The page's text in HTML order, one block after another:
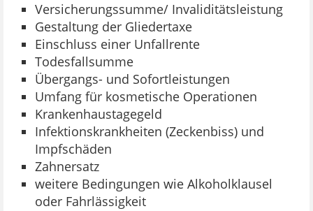
Versicherungssumme/ Invaliditätsleistung
Gestaltung der Gliedertaxe
Einschluss einer Unfallrente
Todesfallsumme
Übergangs- und Sofortleistungen
Umfang für kosmetische Operationen
Krankenhaustagegeld
Infektionskrankheiten (Zeckenbiss) und
Impfschäden
Zahnersatz
weitere Bedingungen wie Alkoholklausel
oder Fahrlässigkeit